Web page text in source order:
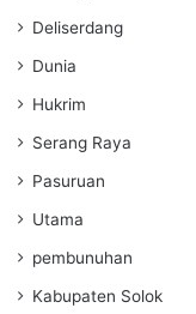
Deliserdang
Dunia
Hukrim
Serang Raya
Pasuruan
Utama
pembunuhan
Kabupaten Solok